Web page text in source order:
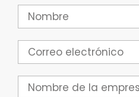
Nombre
Correo
electrónico
Empresa